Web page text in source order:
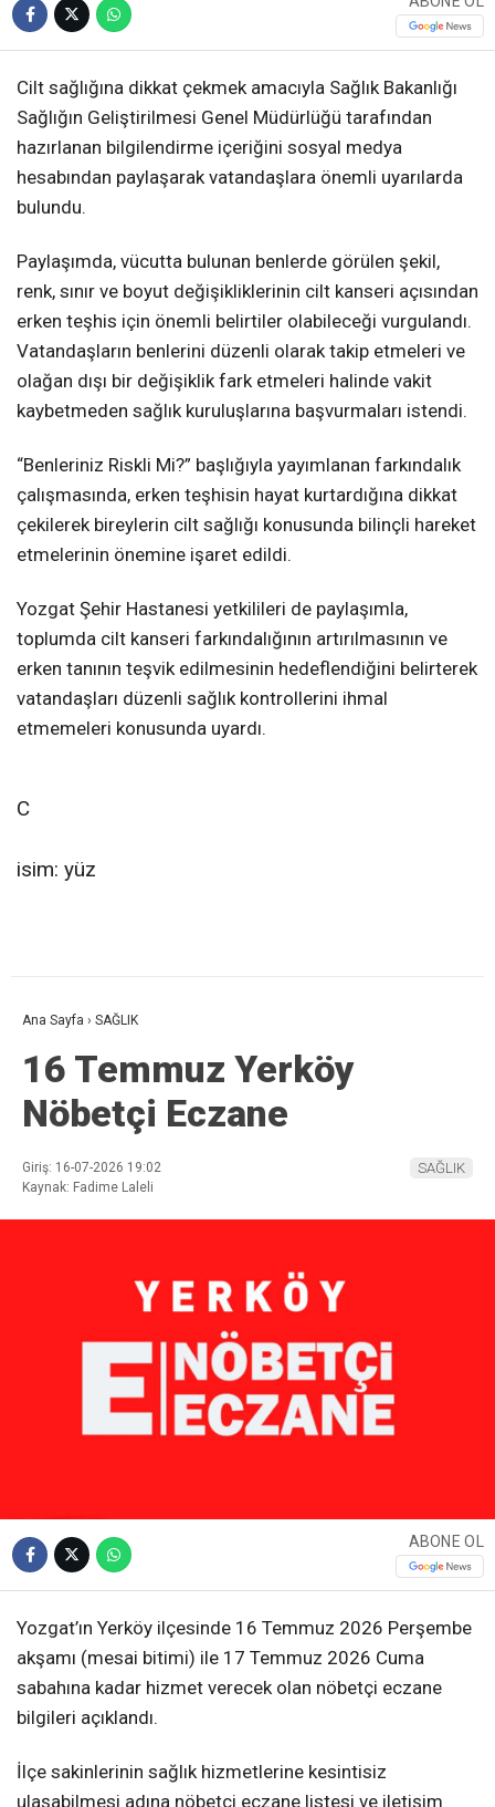
Cilt sağlığına dikkat çekmek amacıyla Sağlık Bakanlığı
Sağlığın Geliştirilmesi Genel Müdürlüğü tarafından
hazırlanan bilgilendirme içeriğini sosyal medya
hesabından paylaşarak vatandaşlara önemli uyarılarda
bulundu.
Paylaşımda, vücutta bulunan benlerde görülen şekil,
renk, sınır ve boyut değişikliklerinin cilt kanseri açısından
erken teşhis için önemli belirtiler olabileceği vurgulandı.
Vatandaşların benlerini düzenli olarak takip etmeleri ve
olağan dışı bir değişiklik fark etmeleri halinde vakit
kaybetmeden sağlık kuruluşlarına başvurmaları istendi.
“Benleriniz Riskli Mi?” başlığıyla yayımlanan farkındalık
çalışmasında, erken teşhisin hayat kurtardığına dikkat
çekilerek bireylerin cilt sağlığı konusunda bilinçli hareket
etmelerinin önemine işaret edildi.
Yozgat Şehir Hastanesi yetkilileri de paylaşımla,
toplumda cilt kanseri farkındalığının artırılmasının ve
erken tanının teşvik edilmesinin hedeflendiğini belirterek
vatandaşları düzenli sağlık kontrollerini ihmal
etmemeleri konusunda uyardı.
C
isim: yüz
Ana Sayfa › SAĞLIK
16 Temmuz Yerköy
Nöbetçi Eczane
Giriş: 16-07-2026 19:02
Kaynak: Fadime Laleli
SAĞLIK
ABONE OL
Yozgat’ın Yerköy ilçesinde 16 Temmuz 2026 Perşembe
akşamı (mesai bitimi) ile 17 Temmuz 2026 Cuma
sabahına kadar hizmet verecek olan nöbetçi eczane
bilgileri açıklandı.
İlçe sakinlerinin sağlık hizmetlerine kesintisiz
ulaşabilmesi adına nöbetçi eczane listesi ve iletişim